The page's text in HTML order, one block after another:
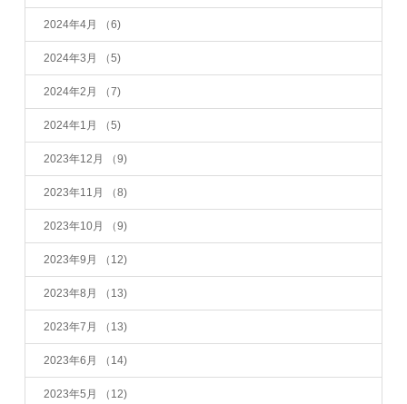
2024年4月 （6)
2024年3月 （5)
2024年2月 （7)
2024年1月 （5)
2023年12月 （9)
2023年11月 （8)
2023年10月 （9)
2023年9月 （12)
2023年8月 （13)
2023年7月 （13)
2023年6月 （14)
2023年5月 （12)